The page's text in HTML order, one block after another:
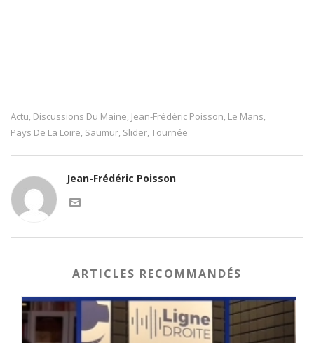
Actu, Discussions Du Maine, Jean-Frédéric Poisson, Le Mans,
Pays De La Loire, Saumur, Slider, Tournée
Jean-Frédéric Poisson
ARTICLES RECOMMANDÉS